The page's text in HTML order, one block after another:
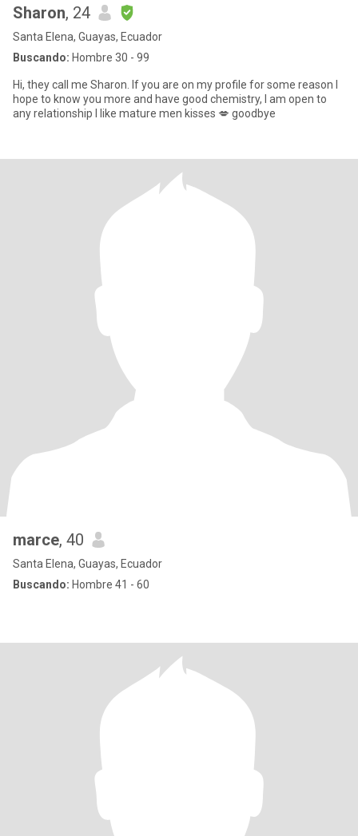
Sharon, 24
Santa Elena, Guayas, Ecuador
Buscando: Hombre 30 - 99
Hi, they call me Sharon. If you are on my profile for some reason I
hope to know you more and have good chemistry, I am open to
any relationship I like mature men kisses 💋 goodbye
marce, 40
Santa Elena, Guayas, Ecuador
Buscando: Hombre 41 - 60